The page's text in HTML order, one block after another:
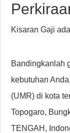
Kisaran Gaji
Bandingkanlah
kebutuhan
(UMR) di kota
Topogaro,
TENGAH,